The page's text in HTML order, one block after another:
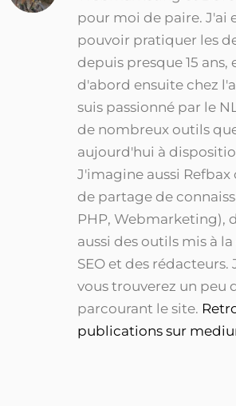
pour moi de paire. J'ai
pouvoir pratiquer les
depuis presque 15 ans,
d'abord ensuite chez
suis passionné par le
de nombreux outils
aujourd'hui à
J'imagine aussi
de partage de
PHP, Webmarketing),
aussi des outils mis à
SEO et des rédacteurs.
vous trouverez un peu
parcourant le site.
publications sur